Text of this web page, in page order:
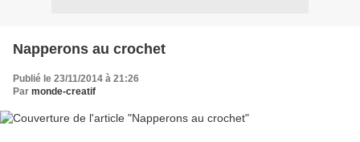
Napperons au crochet
Publié le 23/11/2014 à 21:26
Par monde-creatif